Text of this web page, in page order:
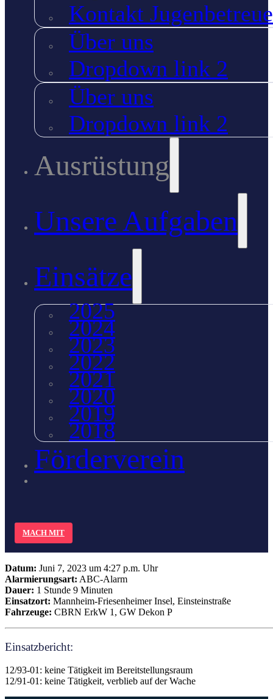
Kontakt
Über uns
Dropdown link 2
Über uns
Dropdown link 2
Ausrüstung
Unsere Aufgaben
Einsätze
2025
2024
2023
2022
2021
2020
2019
2018
Förderverein
MACH MIT
Datum: Juni 7, 2023 um 4:27 p.m. Uhr
Alarmierungsart: ABC-Alarm
Dauer: 1 Stunde 9 Minuten
Einsatzort: Mannheim-Friesenheimer Insel, Einsteinstraße
Fahrzeuge: CBRN ErkW 1, GW Dekon P
Einsatzbericht:
12/93-01: keine Tätigkeit im Bereitstellungsraum
12/91-01: keine Tätigkeit, verblieb auf der Wache